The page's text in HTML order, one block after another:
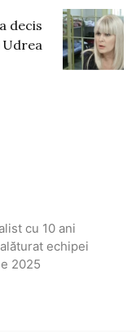
decis
Udrea
cu 10 ani
echipei
2025